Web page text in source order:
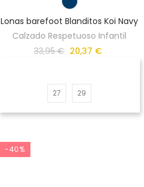
Lonas barefoot Blanditos Koi Navy
Calzado Respetuoso Infantil
33,95 € 20,37 €
27 29
-40%